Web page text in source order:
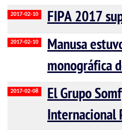
2017-02-10 FIPA 2017
2017-02-10
Manusa
monográfica
2017-02-08
El Grupo
Internacional